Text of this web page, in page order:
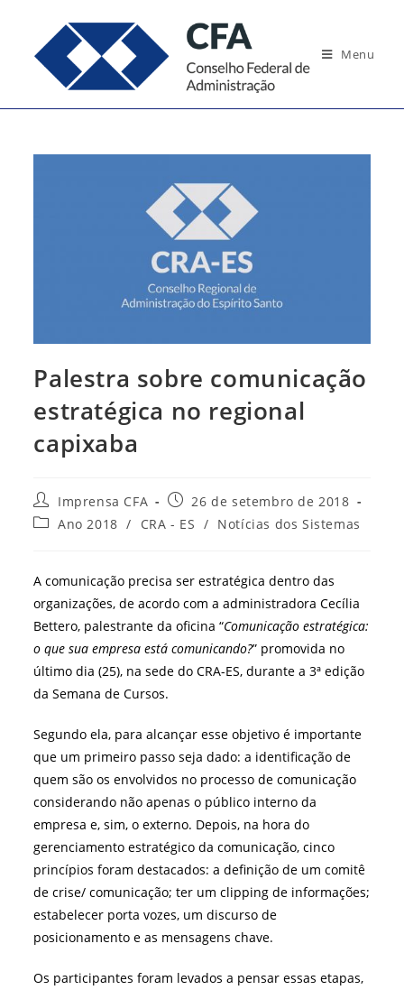
conteúdo
Menu
Palestra sobre comunicação
estratégica no regional
capixaba
Autor
do
post:
Imprensa CFA
Post
publicado:
26 de setembro de 2018
Categoria
Ano 2018 / CRA - ES / Notícias dos Sistemas
A comunicação precisa ser estratégica dentro das
organizações, de acordo com a administradora Cecília
Bettero, palestrante da oficina “Comunicação estratégica:
o que sua empresa está comunicando?” promovida no
último dia (25), na sede do CRA-ES, durante a 3ª edição
da Semana de Cursos.
Segundo ela, para alcançar esse objetivo é importante
que um primeiro passo seja dado: a identificação de
quem são os envolvidos no processo de comunicação
considerando não apenas o público interno da
empresa e, sim, o externo. Depois, na hora do
gerenciamento estratégico da comunicação, cinco
princípios foram destacados: a definição de um comitê
de crise/ comunicação; ter um clipping de informações;
estabelecer porta vozes, um discurso de
posicionamento e as mensagens chave.
Os participantes foram levados a pensar essas etapas,